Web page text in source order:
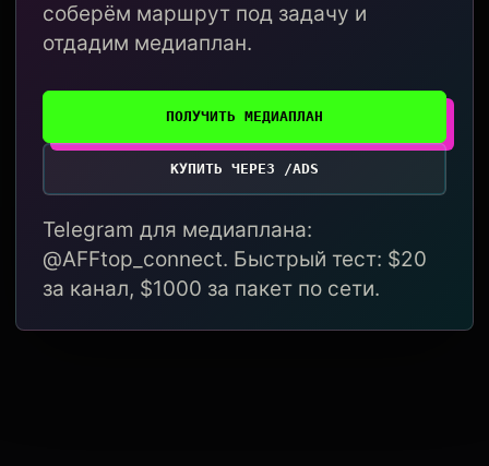
соберём маршрут под задачу и
отдадим медиаплан.
ПОЛУЧИТЬ МЕДИАПЛАН
КУПИТЬ ЧЕРЕЗ /ADS
Telegram для медиаплана:
@AFFtop_connect. Быстрый тест: $20
за канал, $1000 за пакет по сети.